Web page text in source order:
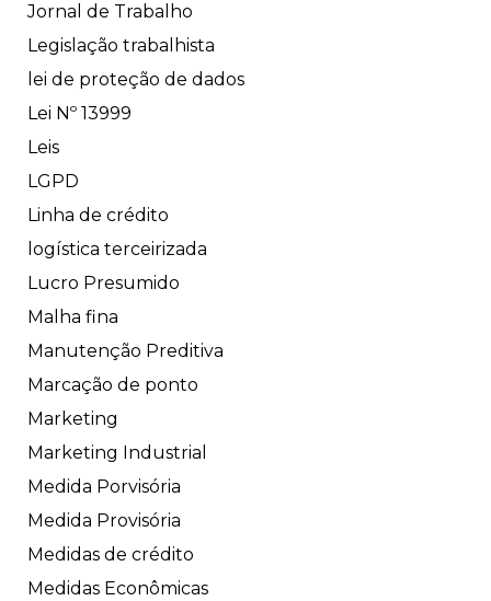
Jornal de Trabalho
Legislação trabalhista
lei de proteção de dados
Lei Nº 13999
Leis
LGPD
Linha de crédito
logística terceirizada
Lucro Presumido
Malha fina
Manutenção Preditiva
Marcação de ponto
Marketing
Marketing Industrial
Medida Porvisória
Medida Provisória
Medidas de crédito
Medidas Econômicas